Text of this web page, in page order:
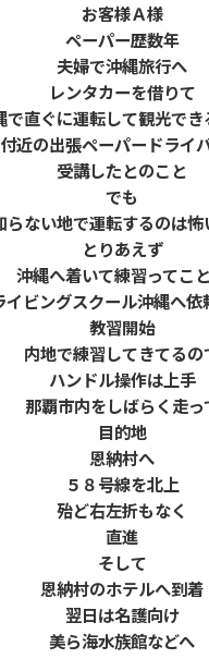
お客様Ａ様
ペーパー歴数年
夫婦で沖縄旅行へ
レンタカーを借りて
で直ぐに運転して観光でき
近の出張ペーパードライ
受講したとのこと
でも
らない地で運転するのは怖
とりあえず
沖縄へ着いて練習ってこ
イビングスクール沖縄へ
教習開始
内地で練習してきてるの
ハンドル操作は上手
那覇市内をしばらく走っ
目的地
恩納村へ
５８号線を北上
殆ど右左折もなく
直進
そして
恩納村のホテルへ到着
翌日は名護向け
美ら海水族館などへ